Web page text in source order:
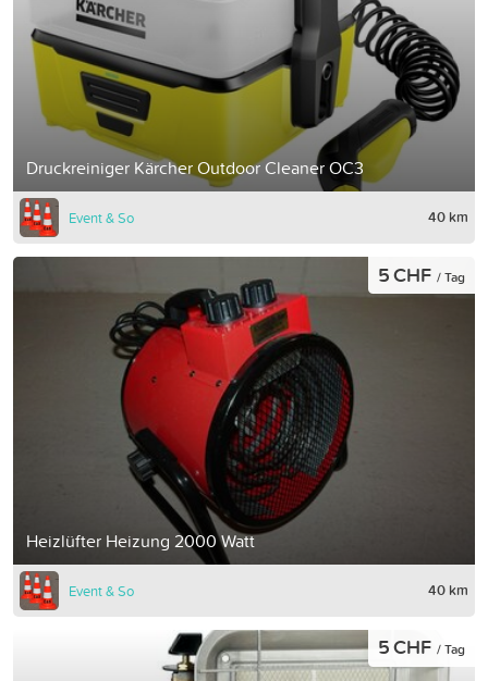
Druckreiniger Kärcher Outdoor Cleaner OC3
Event & So 40 km
Heizlüfter Heizung 2000 Watt
5 CHF / Tag
Event & So 40 km
5 CHF / Tag